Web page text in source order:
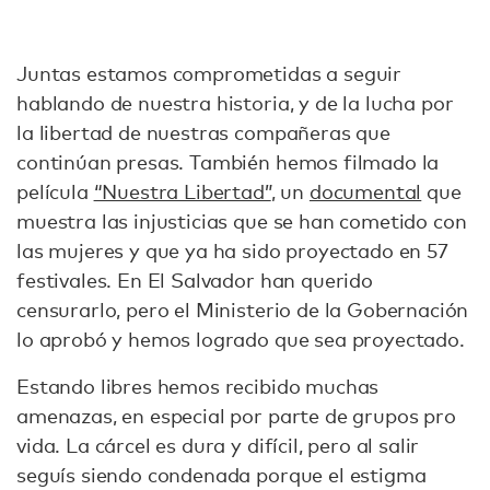
Juntas estamos comprometidas a seguir
hablando de nuestra historia, y de la lucha por
la libertad de nuestras compañeras que
continúan presas. También hemos filmado la
película “Nuestra Libertad”, un documental que
muestra las injusticias que se han cometido con
las mujeres y que ya ha sido proyectado en 57
festivales. En El Salvador han querido
censurarlo, pero el Ministerio de la Gobernación
lo aprobó y hemos logrado que sea proyectado.
Estando libres hemos recibido muchas
amenazas, en especial por parte de grupos pro
vida. La cárcel es dura y difícil, pero al salir
seguís siendo condenada porque el estigma